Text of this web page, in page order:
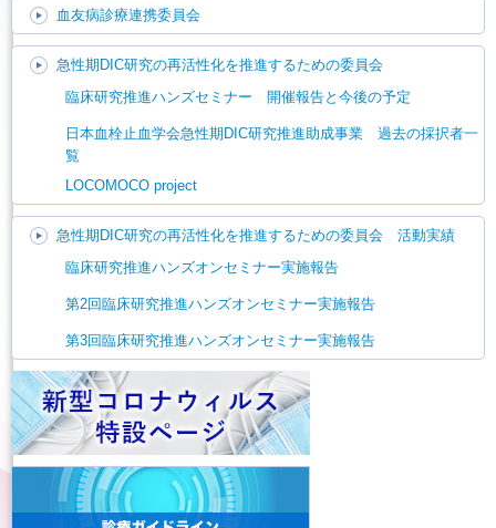
血友病診療連携委員会
急性期DIC研究の再活性化を推進するための委員会
臨床研究推進ハンズセミナー 開催報告と今後の予定
日本血栓止血学会急性期DIC研究推進助成事業 過去の採択者一
覧
LOCOMOCO project
急性期DIC研究の再活性化を推進するための委員会 活動実績
臨床研究推進ハンズオンセミナー実施報告
第2回臨床研究推進ハンズオンセミナー実施報告
第3回臨床研究推進ハンズオンセミナー実施報告